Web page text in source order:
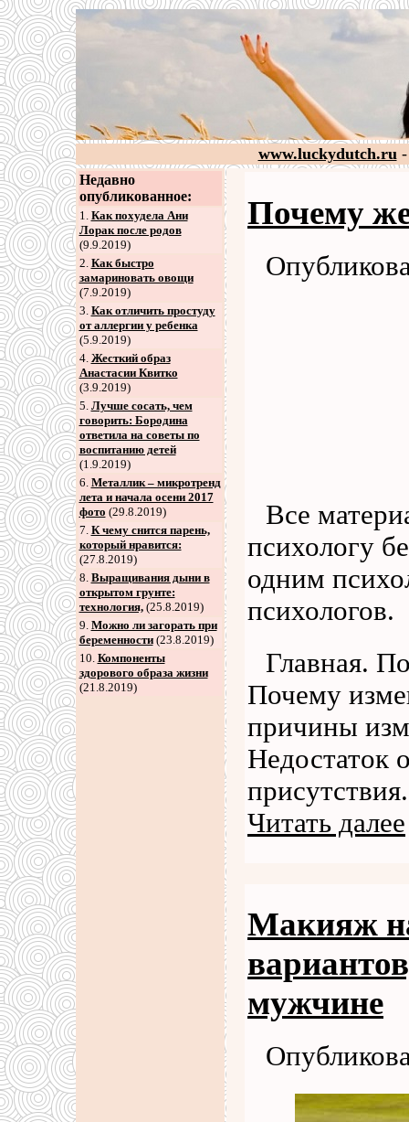
www.luckydutch.ru-
Недавно
опубликованное:
1. Как похудела Ани
Лорак после родов
(9.9.2019)
2. Как быстро
замариновать овощи
(7.9.2019)
3. Как отличить простуду
от аллергии у ребенка
(5.9.2019)
4. Жесткий образ
Анастасии Квитко
(3.9.2019)
5. Лучше сосать, чем
говорить: Бородина
ответила на советы по
воспитанию детей
(1.9.2019)
6. Металлик – микротренд
лета и начала осени 2017
фото (29.8.2019)
7. К чему снится парень,
который нравится:
(27.8.2019)
8. Выращивания дыни в
открытом грунте:
технология,(25.8.2019)
9. Можно ли загорать при
беременности(23.8.2019)
10. Компоненты
здорового образа жизни
(21.8.2019)
Почему
Все
психологу
одним
психологов.
Главная.
Почему
причины
Недостаток
Читать далее
Макияж
мужчине